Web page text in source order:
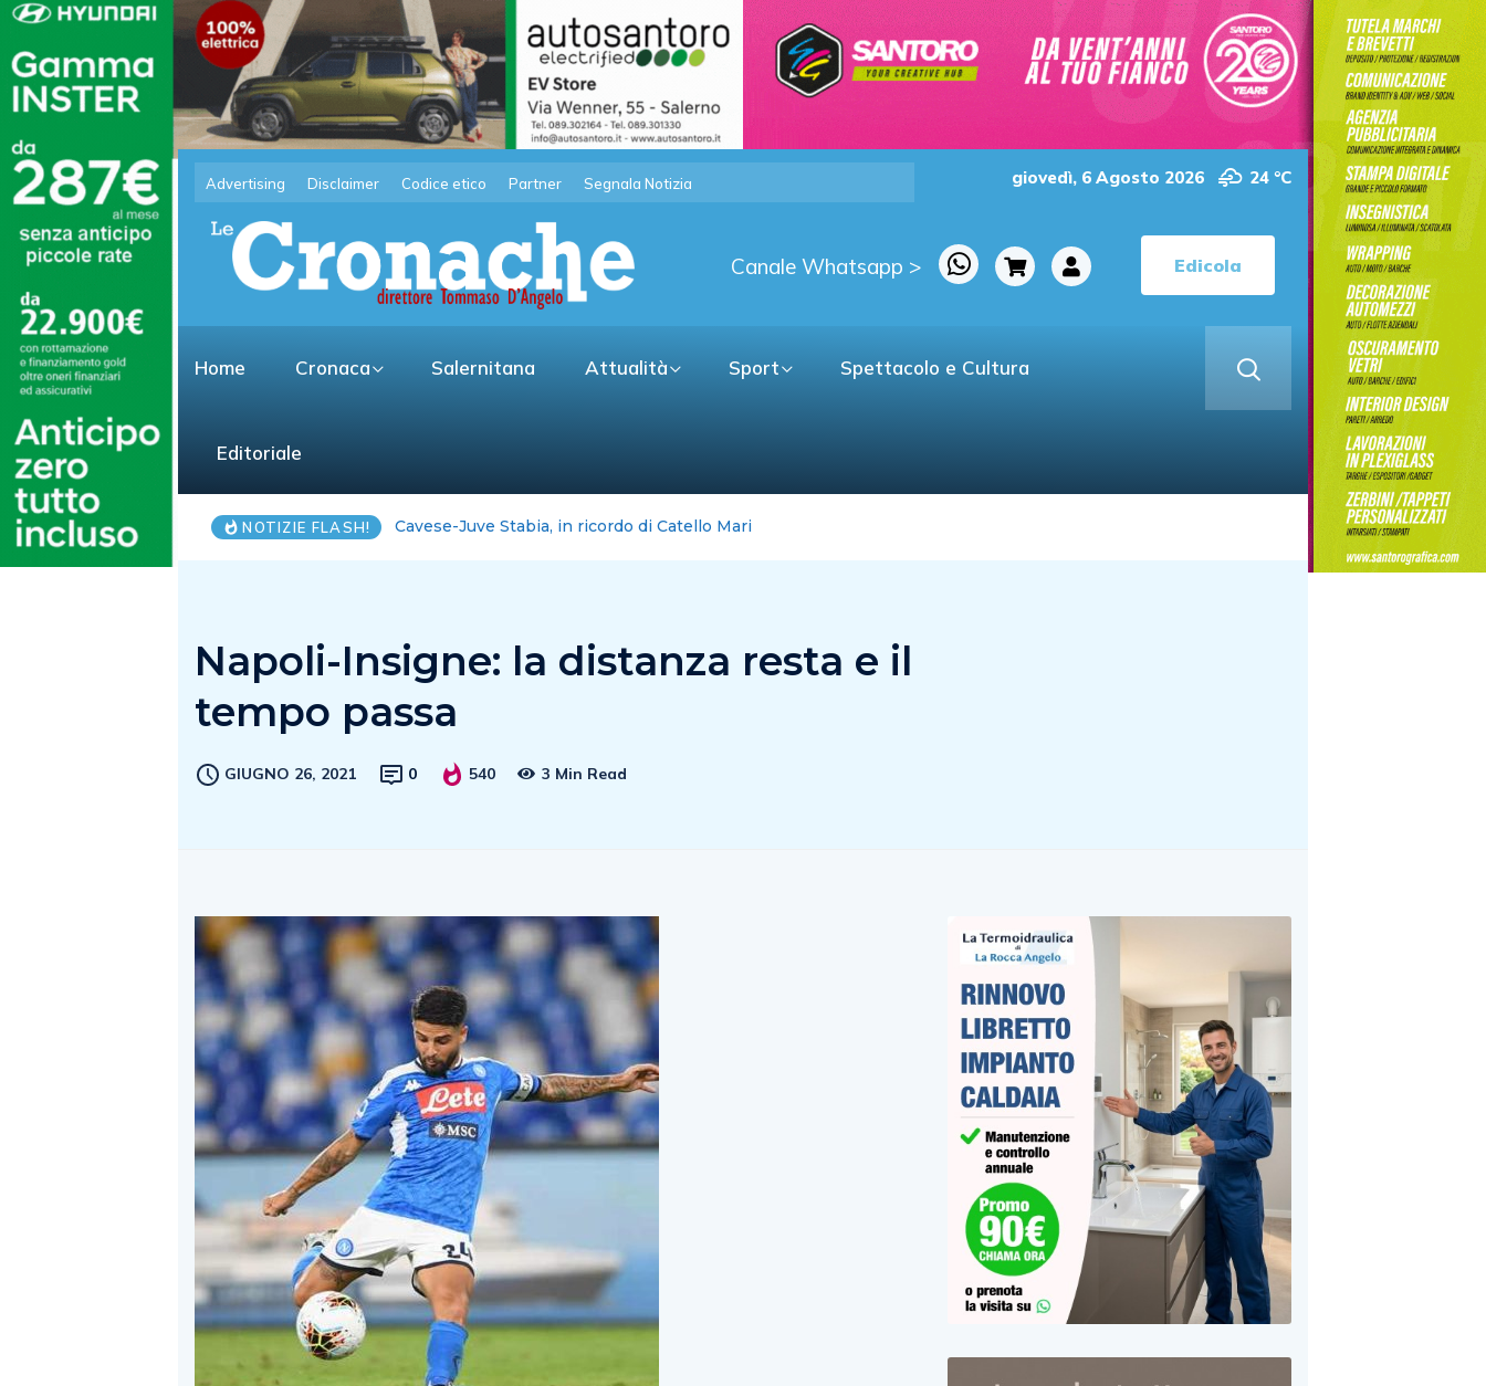
Advertising Disclaimer Codice etico Partner Segnala Notizia giovedì, 6 Agosto 2026 24 °C
Canale Whatsapp > Edicola
Home Cronaca Salernitana Attualità Sport Spettacolo e Cultura
Editoriale
NOTIZIE FLASH! Angri, trovato cadavere in decomposizione: indagini in corso
Napoli-Insigne: la distanza resta e il
tempo passa
GIUGNO 26, 2021 0 540 3 Min Read